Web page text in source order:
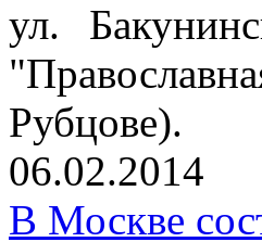
ул.
Рубцове).
06.02.2014
В Москве